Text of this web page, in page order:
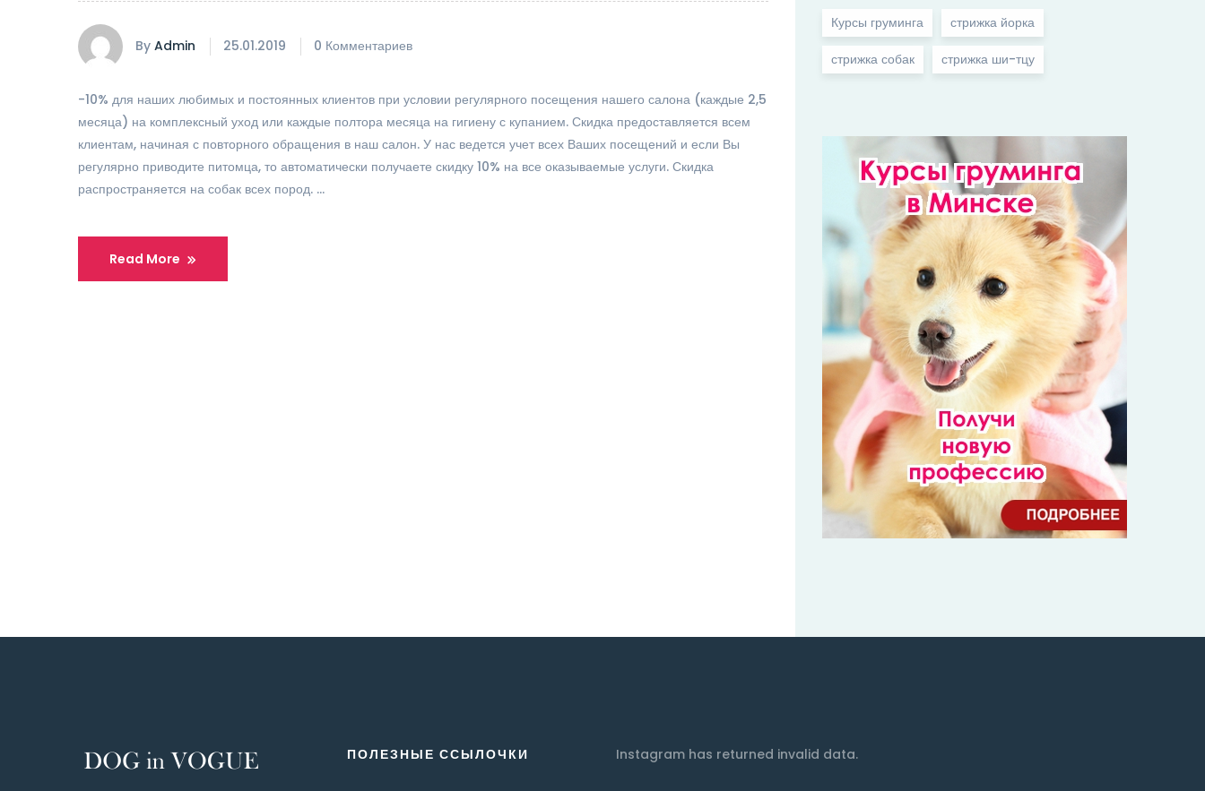
By Admin 25.01.2019 0 Комментариев
-10% для наших любимых и постоянных клиентов при условии регулярного посещения нашего салона (каждые 2,5
месяца) на комплексный уход или каждые полтора месяца на гигиену с купанием. Скидка предоставляется всем
клиентам, начиная с повторного обращения в наш салон. У нас ведется учет всех Ваших посещений и если Вы
регулярно приводите питомца, то автоматически получаете скидку 10% на все оказываемые услуги. Скидка
распространяется на собак всех пород. …
Read More
Курсы груминга стрижка йорка
стрижка собак стрижка ши-тцу
ПОЛЕЗНЫЕ ССЫЛОЧКИ Instagram has returned invalid data.